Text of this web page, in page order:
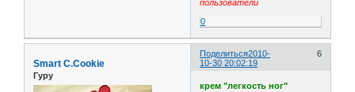
пользователи
0
Поделиться 6
2010-
10-30 20:02:19
Smart C.Cookie
Гуру
крем "легкость ног"